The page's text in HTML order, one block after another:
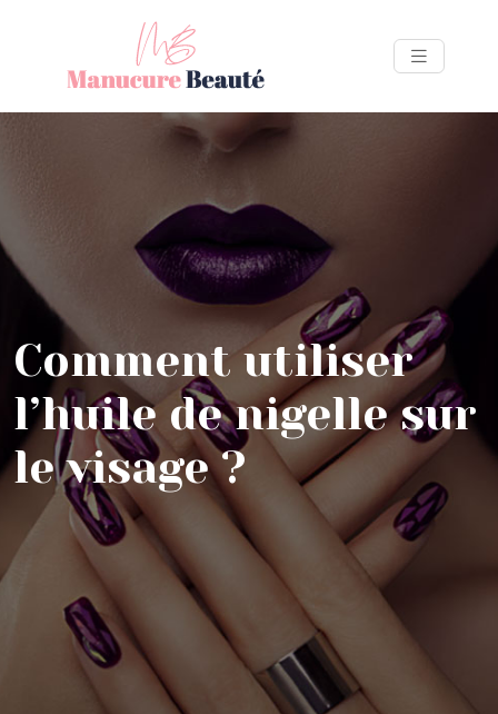
Comment utiliser
l’huile de nigelle sur
le visage ?